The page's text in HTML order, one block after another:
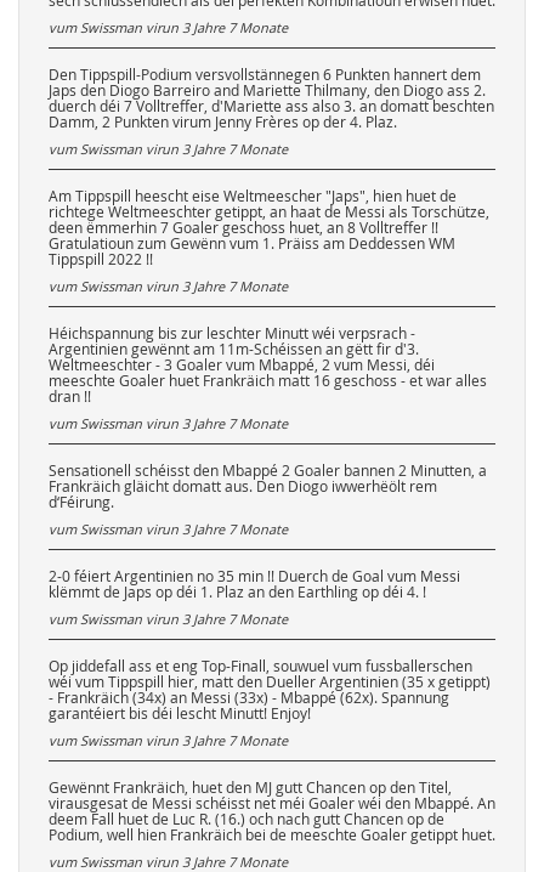
vum Swissman virun 3 Jahre 7 Monate
Den Tippspill-Podium versvollstännegen 6 Punkten hannert dem
Japs den Diogo Barreiro and Mariette Thilmany, den Diogo ass 2.
duerch déi 7 Volltreffer, d'Mariette ass also 3. an domatt beschten
Damm, 2 Punkten virum Jenny Frères op der 4. Plaz.
vum Swissman virun 3 Jahre 7 Monate
Am Tippspill heescht eise Weltmeescher "Japs", hien huet de
richtege Weltmeeschter getippt, an haat de Messi als Torschütze,
deen ëmmerhin 7 Goaler geschoss huet, an 8 Volltreffer !!
Gratulatioun zum Gewënn vum 1. Präiss am Deddessen WM
Tippspill 2022 !!
vum Swissman virun 3 Jahre 7 Monate
Héichspannung bis zur leschter Minutt wéi verpsrach -
Argentinien gewënnt am 11m-Schéissen an gëtt fir d'3.
Weltmeeschter - 3 Goaler vum Mbappé, 2 vum Messi, déi
meeschte Goaler huet Frankräich matt 16 geschoss - et war alles
dran !!
vum Swissman virun 3 Jahre 7 Monate
Sensationell schéisst den Mbappé 2 Goaler bannen 2 Minutten, a
Frankräich gläicht domatt aus. Den Diogo iwwerhëölt rem
d‘Féirung.
vum Swissman virun 3 Jahre 7 Monate
2-0 féiert Argentinien no 35 min !! Duerch de Goal vum Messi
klëmmt de Japs op déi 1. Plaz an den Earthling op déi 4. !
vum Swissman virun 3 Jahre 7 Monate
Op jiddefall ass et eng Top-Finall, souwuel vum fussballerschen
wéi vum Tippspill hier, matt den Dueller Argentinien (35 x getippt)
- Frankräich (34x) an Messi (33x) - Mbappé (62x). Spannung
garantéiert bis déi lescht Minutt! Enjoy!
vum Swissman virun 3 Jahre 7 Monate
Gewënnt Frankräich, huet den MJ gutt Chancen op den Titel,
virausgesat de Messi schéisst net méi Goaler wéi den Mbappé. An
deem Fall huet de Luc R. (16.) och nach gutt Chancen op de
Podium, well hien Frankräich bei de meeschte Goaler getippt huet.
vum Swissman virun 3 Jahre 7 Monate